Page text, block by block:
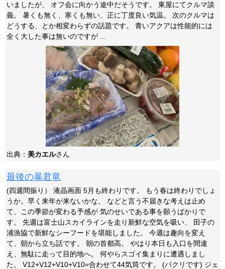
いましたが、 オフ会に向かう途中だそうです。 東屋にてクルマ談
義。 暑くも無く、寒くも無い、正に丁度良い気温。 次のクルマは
どうする、とか相変わらずの話題です。 青いアクアは性能的には
全く大した事は無いのですが ...
出典： 美カエルさん
最後の暴君竜
(四週間振り） 液晶画面 5月も終わりです。 もう春は終わりでしょ
うか。早く来年が来ないかな。 などと言う不届きな考えは止め
て、この季節が変わる予感が 気のせいである事を願うばかりで
す。 先週は富士山スカイラインを走り新鮮な空気を吸い、 田子の
浦漁協で新鮮なシーフードを堪能しました。 今週は趣向を変え
て、朝から立ち話です。 朝の首都高。 やはり本日も入口を間違
え、無駄に走って目的地へ。 何やらスゴイ集まりに遭遇しまし
た。 V12+V12+V10+V10=合わせて44気筒です。 (パクリです) ジェ